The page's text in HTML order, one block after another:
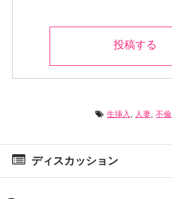
投稿する
生挿入 人妻 不倫
ディスカッション